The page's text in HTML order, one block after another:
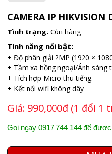
CAMERA IP HIKVISION
Tình trạng: Còn hàng
Tính năng nổi bật:
+ Độ phân giải 2MP (1920 ×
+ Tầm xa hồng ngoại/Ánh sáng
+ Tích hợp Micro thu tiếng.
+ Kết nối wifi không dây.
Giá: 990,000đ (1 đổi 1
Gọi ngay 0917 744 144 để